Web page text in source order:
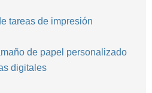
tareas de impresión
de papel personalizado
digitales